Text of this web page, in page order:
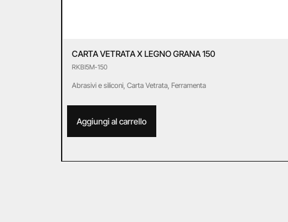
CARTA VETRATA X LEGNO GRANA 150
RKBI5M-150
Abrasivi e siliconi, Carta Vetrata, Ferramenta
Aggiungi al carrello